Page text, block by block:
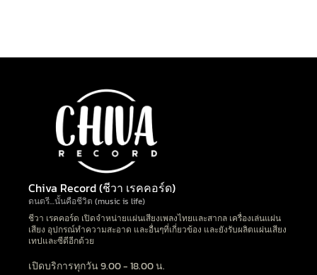
Chiva Record (ชีวา เรคคอร์ด)
ดนตรี…นั้นคือชีวิต (music is life)
ชีวา เรคคอร์ด เปิดจำหน่ายแผ่นเสียงเพลงไทยและสากล เครื่องเล่นแผ่น
เสียง อุปกรณ์ทำความสะอาด และอื่นๆที่เกี่ยวข้อง และยังรับผลิตแผ่นเสียง
เทปและซีดีอีกด้วย
เปิดบริการทุกวัน 9.00 - 18.00 น.